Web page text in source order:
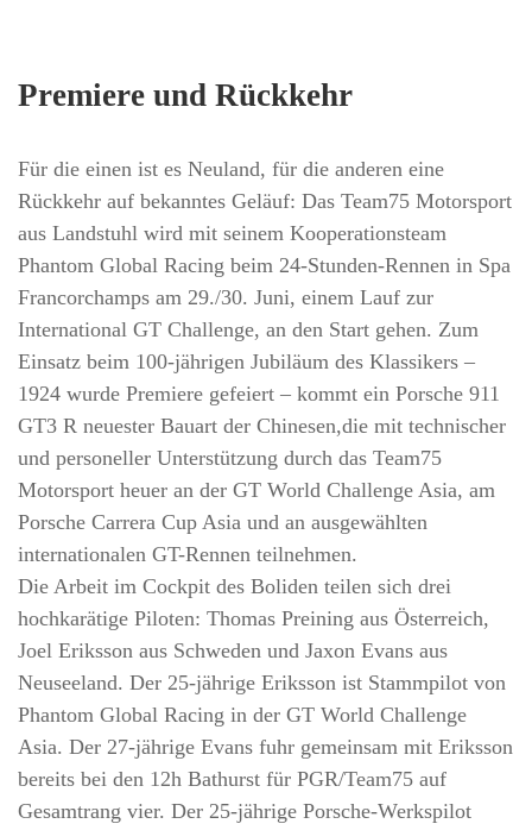
Premiere und Rückkehr
Für die einen ist es Neuland, für die anderen eine
Rückkehr auf bekanntes Geläuf: Das Team75 Motorsport
aus Landstuhl wird mit seinem Kooperationsteam
Phantom Global Racing beim 24-Stunden-Rennen in Spa
Francorchamps am 29./30. Juni, einem Lauf zur
International GT Challenge, an den Start gehen. Zum
Einsatz beim 100-jährigen Jubiläum des Klassikers –
1924 wurde Premiere gefeiert – kommt ein Porsche 911
GT3 R neuester Bauart der Chinesen,die mit technischer
und personeller Unterstützung durch das Team75
Motorsport heuer an der GT World Challenge Asia, am
Porsche Carrera Cup Asia und an ausgewählten
internationalen GT-Rennen teilnehmen.
Die Arbeit im Cockpit des Boliden teilen sich drei
hochkarätige Piloten: Thomas Preining aus Österreich,
Joel Eriksson aus Schweden und Jaxon Evans aus
Neuseeland. Der 25-jährige Eriksson ist Stammpilot von
Phantom Global Racing in der GT World Challenge
Asia. Der 27-jährige Evans fuhr gemeinsam mit Eriksson
bereits bei den 12h Bathurst für PGR/Team75 auf
Gesamtrang vier. Der 25-jährige Porsche-Werkspilot